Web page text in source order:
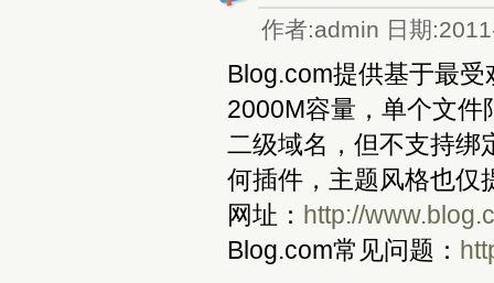
作者:admin 日期
Blog.com提供基于最
2000M容量，单个文
二级域名，但不支持绑
何插件，主题风格也仅
网址： http://
Blog.com常见问题：